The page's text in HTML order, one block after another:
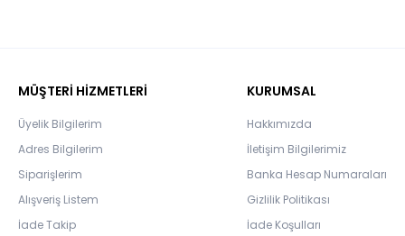
MÜŞTERİ HİZMETLERİ
Üyelik Bilgilerim
Adres Bilgilerim
Siparişlerim
Alışveriş Listem
İade Takip
KURUMSAL
Hakkımızda
İletişim Bilgilerimiz
Banka Hesap Numaraları
Gizlilik Politikası
İade Koşulları